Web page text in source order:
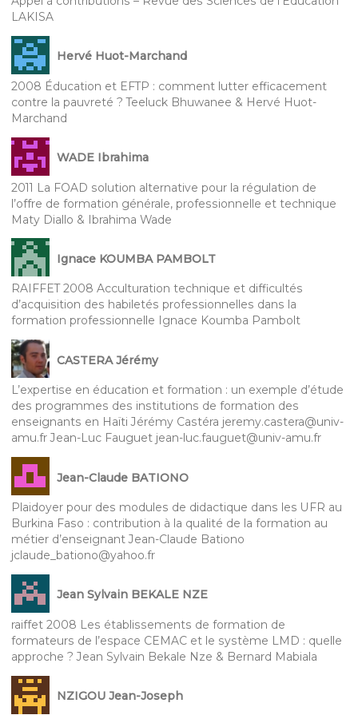
LAKISA
Hervé Huot-Marchand
2008 Éducation et EFTP : comment lutter efficacement
contre la pauvreté ? Teeluck Bhuwanee & Hervé Huot-
Marchand
WADE Ibrahima
2011 La FOAD solution alternative pour la régulation de
l’offre de formation générale, professionnelle et technique
Maty Diallo & Ibrahima Wade
Ignace KOUMBA PAMBOLT
RAIFFET 2008 Acculturation technique et difficultés
d’acquisition des habiletés professionnelles dans la
formation professionnelle Ignace Koumba Pambolt
CASTERA Jérémy
L’expertise en éducation et formation : un exemple d’étude
des programmes des institutions de formation des
enseignants en Haïti Jérémy Castéra jeremy.castera@univ-
amu.fr Jean-Luc Fauguet jean-luc.fauguet@univ-amu.fr
Jean-Claude BATIONO
Plaidoyer pour des modules de didactique dans les UFR au
Burkina Faso : contribution à la qualité de la formation au
métier d’enseignant Jean-Claude Bationo
jclaude_bationo@yahoo.fr
Jean Sylvain BEKALE NZE
raiffet 2008 Les établissements de formation de
formateurs de l’espace CEMAC et le système LMD : quelle
approche ? Jean Sylvain Bekale Nze & Bernard Mabiala
NZIGOU Jean-Joseph